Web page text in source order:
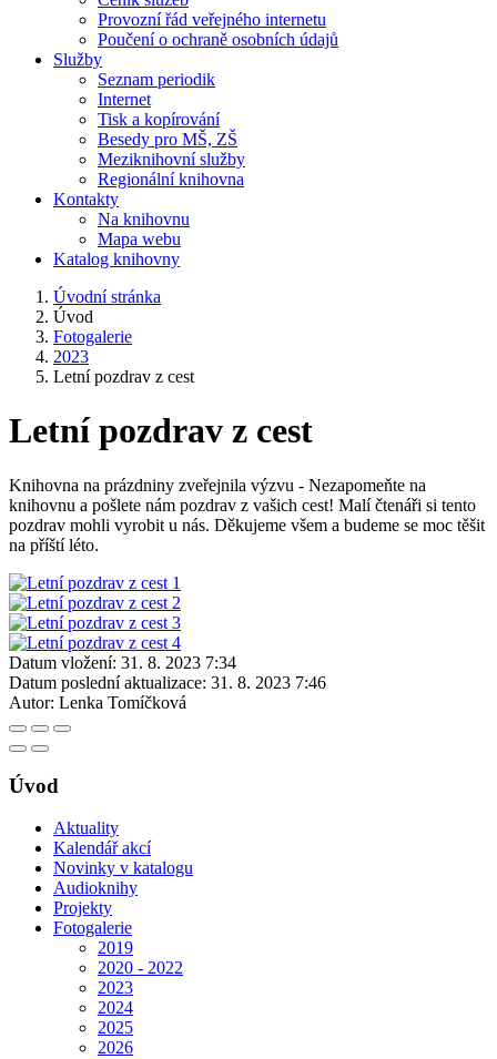
Provozní řád veřejného internetu
Poučení o ochraně osobních údajů
Služby
Seznam periodik
Internet
Tisk a kopírování
Besedy pro MŠ, ZŠ
Meziknihovní služby
Regionální knihovna
Kontakty
Na knihovnu
Mapa webu
Katalog knihovny
Úvodní stránka
Úvod
Fotogalerie
2023
Letní pozdrav z cest
Letní pozdrav z cest
Knihovna na prázdniny zveřejnila výzvu - Nezapomeňte na
knihovnu a pošlete nám pozdrav z vašich cest! Malí čtenáři si tento
pozdrav mohli vyrobit u nás. Děkujeme všem a budeme se moc těšit
na příští léto.
Datum vložení: 31. 8. 2023 7:34
Datum poslední aktualizace: 31. 8. 2023 7:46
Autor: Lenka Tomíčková
Úvod
Aktuality
Kalendář akcí
Novinky v katalogu
Audioknihy
Projekty
Fotogalerie
2019
2020 - 2022
2023
2024
2025
2026